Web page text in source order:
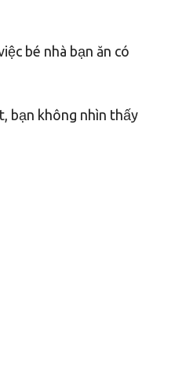
bé nhà bạn ăn có
bạn không nhìn thấy